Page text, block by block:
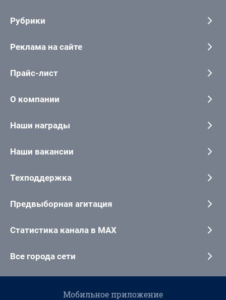
Рубрики
Реклама на сайте
Прайс-лист
О компании
Наши награды
Наши вакансии
Техподдержка
Предвыборная агитация
Статистика канала в MAX
Все города сети
Мобильное приложение